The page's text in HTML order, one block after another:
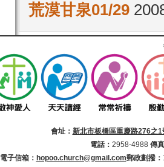
荒漠甘泉01/29
會址： 新北市板橋區重慶路276之1
電話： 2958-4988 傳
電子信箱： hopoo.church@gmail.com郵政劃撥：